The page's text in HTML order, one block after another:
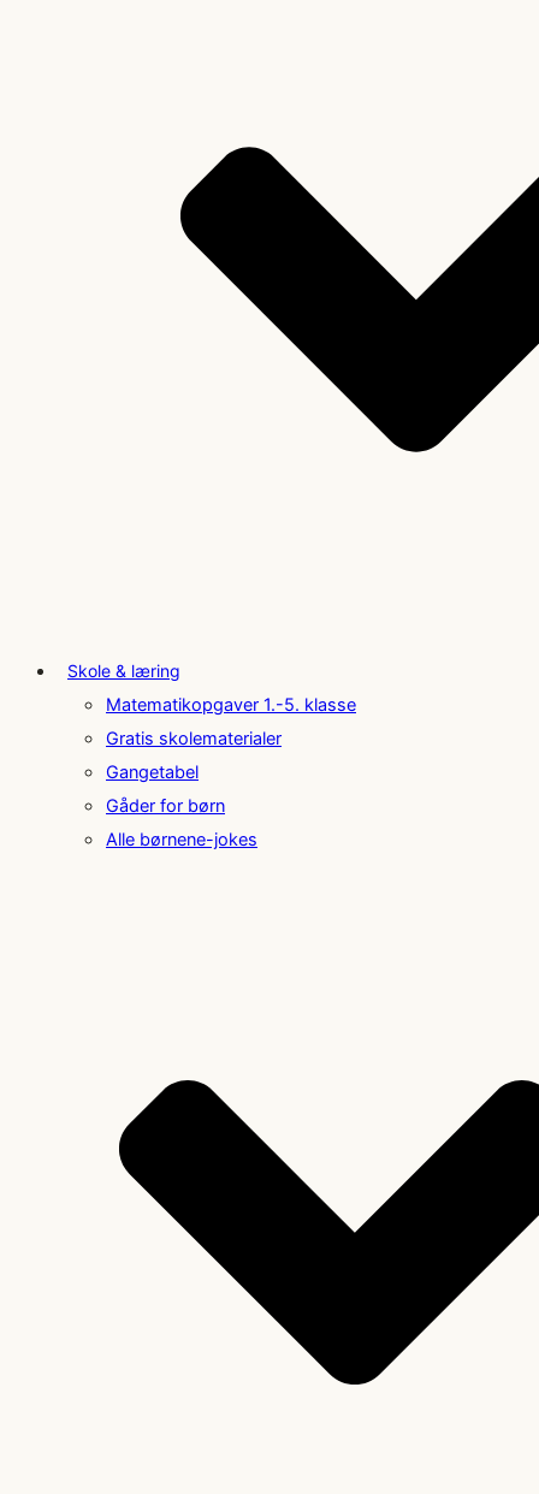
Skole & læring
Matematikopgaver 1.-5. klasse
Gratis skolematerialer
Gangetabel
Gåder for børn
Alle børnene-jokes